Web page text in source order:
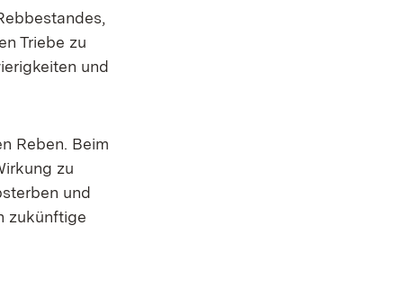
Triebe zu
und
Reben. Beim
zu
und
zukünftige